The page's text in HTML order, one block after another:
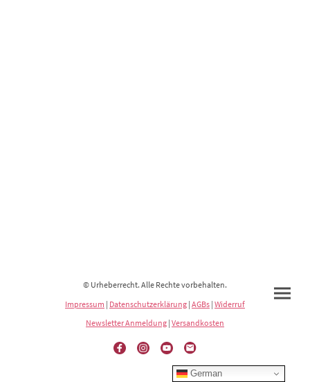
© Urheberrecht. Alle Rechte vorbehalten.
Impressum | Datenschutzerklärung | AGBs | Widerruf
Newsletter Anmeldung | Versandkosten
German